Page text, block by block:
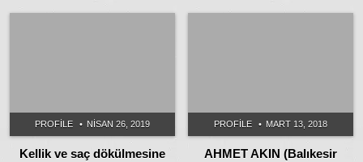
PROFILE NISAN 26, 2019
Kellik ve saç dökülmesine
PROFILE MART 13, 2018
AHMET AKIN (Balıkesir